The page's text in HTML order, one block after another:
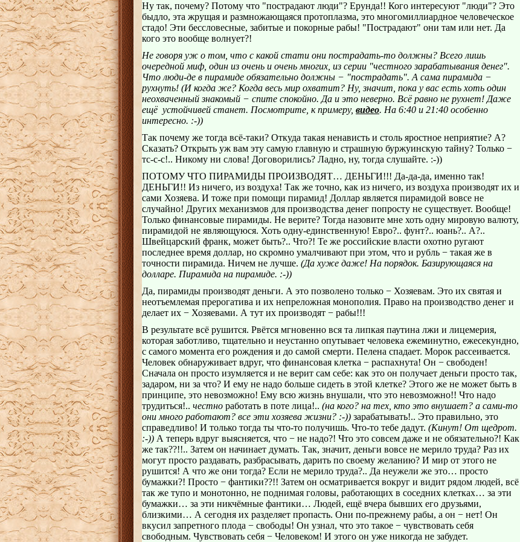
Ну так, почему? Потому что "пострадают люди"? Ерунда!! Кого интересуют "люди"? Это
быдло, эта жрущая и размножающаяся протоплазма, это многомиллиардное человеческое
стадо! Эти бессловесные, забитые и покорные рабы! "Пострадают" они там или нет. Да
кого это вообще волнует?!
Не говоря уж о том, что с какой стати они пострадать-то должны? Всего лишь
очередной миф, один из очень и очень многих, из серии "честного зарабатывания денег".
Что люди-де в пирамиде обязательно должны − "пострадать". А сама пирамида −
рухнуть! (И когда же? Когда весь мир охватит? Ну, значит, пока у вас есть хоть один
неохваченный знакомый − спите спокойно. Да и это неверно. Всё равно не рухнет! Даже
ещё устойчивей станет. Посмотрите, к примеру, видео. На 6:40 и 21:40 особенно
интересно. :-))
Так почему же тогда всё-таки? Откуда такая ненависть и столь яростное неприятие? А?
Сказать? Открыть уж вам эту самую главную и страшную буржуинскую тайну? Только −
тс-с-с!.. Никому ни слова! Договорились? Ладно, ну, тогда слушайте. :-))
ПОТОМУ ЧТО ПИРАМИДЫ ПРОИЗВОДЯТ… ДЕНЬГИ!!! Да-да-да, именно так!
ДЕНЬГИ!! Из ничего, из воздуха! Так же точно, как из ничего, из воздуха производят их и
сами Хозяева. И тоже при помощи пирамид! Доллар является пирамидой вовсе не
случайно! Других механизмов для производства денег попросту не существует. Вообще!
Только финансовые пирамиды. Не верите? Тогда назовите мне хоть одну мировую валюту,
пирамидой не являющуюся. Хоть одну-единственную! Евро?.. фунт?.. юань?.. А?..
Швейцарский франк, может быть?.. Что?! Те же российские власти охотно ругают
последнее время доллар, но скромно умалчивают при этом, что и рубль − такая же в
точности пирамида. Ничем не лучше. (Да хуже даже! На порядок. Базирующаяся на
долларе. Пирамида на пирамиде. :-))
Да, пирамиды производят деньги. А это позволено только − Хозяевам. Это их святая и
неотъемлемая прерогатива и их непреложная монополия. Право на производство денег и
делает их − Хозяевами. А тут их производят − рабы!!!
В результате всё рушится. Рвётся мгновенно вся та липкая паутина лжи и лицемерия,
которая заботливо, тщательно и неустанно опутывает человека ежеминутно, ежесекундно,
с самого момента его рождения и до самой смерти. Пелена спадает. Морок рассеивается.
Человек обнаруживает вдруг, что финансовая клетка − распахнута! Он − свободен!
Сначала он просто изумляется и не верит сам себе: как это он получает деньги просто так,
задаром, ни за что? И ему не надо больше сидеть в этой клетке? Этого же не может быть в
принципе, это невозможно! Ему всю жизнь внушали, что это невозможно!! Что надо
трудиться!.. честно работать в поте лица!.. (на кого? на тех, кто это внушает? а сами-то
они много работают? все эти хозяева жизни? :-)) зарабатывать!.. Это правильно, это
справедливо! И только тогда ты что-то получишь. Что-то тебе дадут. (Кинут! От щедрот.
:-)) А теперь вдруг выясняется, что − не надо?! Что это совсем даже и не обязательно?! Как
же так??!!.. Затем он начинает думать. Так, значит, деньги вовсе не мерило труда? Раз их
могут просто раздавать, разбрасывать, дарить по своему желанию? И мир от этого не
рушится! А что же они тогда? Если не мерило труда?.. Да неужели же это… просто
бумажки?! Просто − фантики??!! Затем он осматривается вокруг и видит рядом людей, всё
так же тупо и монотонно, не поднимая головы, работающих в соседних клетках… за эти
бумажки… за эти никчёмные фантики… Людей, ещё вчера бывших его друзьями,
близкими… А сегодня их разделяет пропасть. Они по-прежнему рабы, а он − нет! Он
вкусил запретного плода − свободы! Он узнал, что это такое − чувствовать себя
свободным. Чувствовать себя − Человеком! И этого он уже никогда не забудет.